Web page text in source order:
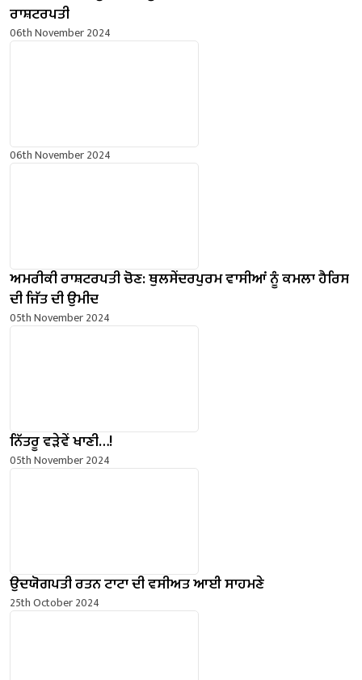
ਰਾਸ਼ਟਰਪਤੀ
06th November 2024
06th November 2024
ਅਮਰੀਕੀ ਰਾਸ਼ਟਰਪਤੀ ਚੋਣ: ਥੁਲਸੇਂਦਰਪੁਰਮ ਵਾਸੀਆਂ ਨੂੰ ਕਮਲਾ ਹੈਰਿਸ
ਦੀ ਜਿੱਤ ਦੀ ਉਮੀਦ
05th November 2024
ਨਿੱਤਰੂ ਵੜੇਵੇਂ ਖਾਣੀ…!
05th November 2024
ਉਦਯੋਗਪਤੀ ਰਤਨ ਟਾਟਾ ਦੀ ਵਸੀਅਤ ਆਈ ਸਾਹਮਣੇ
25th October 2024